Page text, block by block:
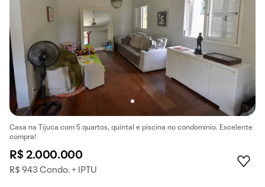
Casa na Tijuca com 5 quartos, quintal e piscina no condomínio. Excelente
compra!
R$ 2.000.000
R$ 943 Condo. + IPTU